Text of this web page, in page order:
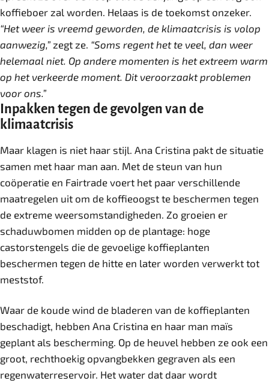
koffieboer zal worden. Helaas is de toekomst onzeker.
“Het weer is vreemd geworden, de klimaatcrisis is volop
aanwezig,” zegt ze. “Soms regent het te veel, dan weer
helemaal niet. Op andere momenten is het extreem warm
op het verkeerde moment. Dit veroorzaakt problemen
voor ons.”
Inpakken tegen de gevolgen van de
klimaatcrisis
Maar klagen is niet haar stijl. Ana Cristina pakt de situatie
samen met haar man aan. Met de steun van hun
coöperatie en Fairtrade voert het paar verschillende
maatregelen uit om de koffieoogst te beschermen tegen
de extreme weersomstandigheden. Zo groeien er
schaduwbomen midden op de plantage: hoge
castorstengels die de gevoelige koffieplanten
beschermen tegen de hitte en later worden verwerkt tot
meststof.
Waar de koude wind de bladeren van de koffieplanten
beschadigt, hebben Ana Cristina en haar man maïs
geplant als bescherming. Op de heuvel hebben ze ook een
groot, rechthoekig opvangbekken gegraven als een
regenwaterreservoir. Het water dat daar wordt